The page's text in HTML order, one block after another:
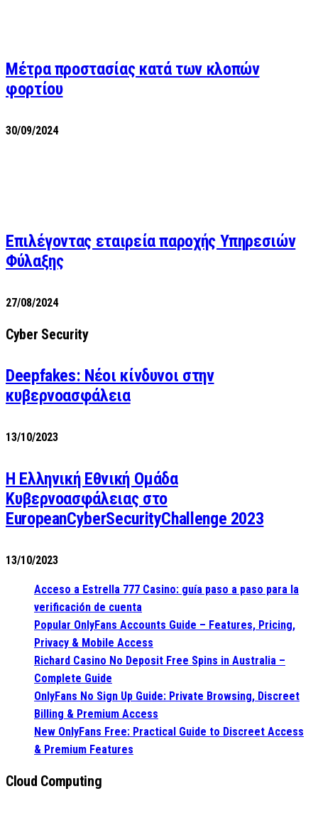
Μέτρα προστασίας κατά των κλοπών
φορτίου
30/09/2024
Επιλέγοντας εταιρεία παροχής Υπηρεσιών
Φύλαξης
27/08/2024
Cyber Security
Deepfakes: Νέοι κίνδυνοι στην
κυβερνοασφάλεια
13/10/2023
Η Ελληνική Εθνική Ομάδα
Κυβερνοασφάλειας στο
EuropeanCyberSecurityChallenge 2023
13/10/2023
Acceso a Estrella 777 Casino: guía paso a paso para la
verificación de cuenta
Popular OnlyFans Accounts Guide – Features, Pricing,
Privacy & Mobile Access
Richard Casino No Deposit Free Spins in Australia –
Complete Guide
OnlyFans No Sign Up Guide: Private Browsing, Discreet
Billing & Premium Access
New OnlyFans Free: Practical Guide to Discreet Access
& Premium Features
Cloud Computing